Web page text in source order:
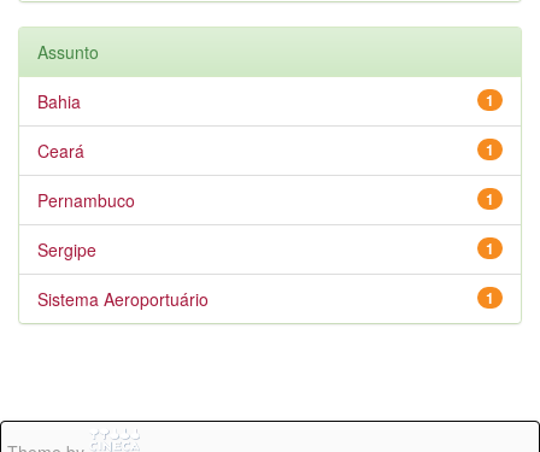
Assunto
1
Bahia
1
Ceará
1
Pernambuco
1
Sergipe
1
Sistema Aeroportuário